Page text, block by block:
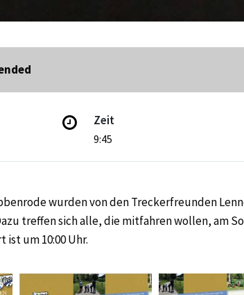
Zeit
9:45
wurden von den Treckerfreunden
treffen sich alle, die mitfahren wollen, am
um 10:00 Uhr.